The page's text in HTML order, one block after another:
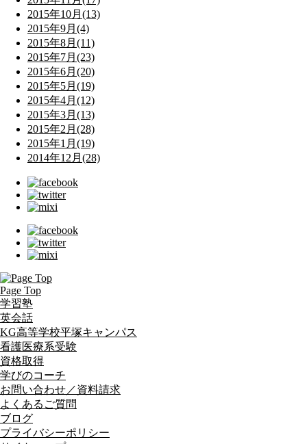
2015年10月(13)
2015年9月(4)
2015年8月(11)
2015年7月(23)
2015年6月(20)
2015年5月(19)
2015年4月(12)
2015年3月(13)
2015年2月(28)
2015年1月(19)
2014年12月(28)
Page Top
学習塾
英会話
KG高等学校平塚キャンパス
看護医療系受験
資格取得
学びのコーチ
お問い合わせ／資料請求
よくあるご質問
ブログ
プライバシーポリシー